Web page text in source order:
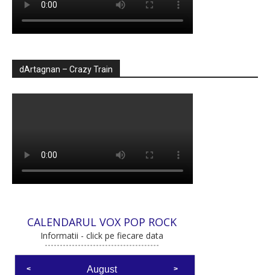
dArtagnan – Crazy Train
CALENDARUL VOX POP ROCK
Informatii - click pe fiecare data
August